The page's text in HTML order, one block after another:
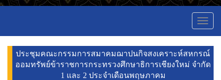
ประชุมคณะกรรมการสมาคมฌาปนกิจสงเคราะห์สหกรณ์
ออมทรัพย์ข้าราชการกระทรวงศึกษาธิการเชียงใหม่ จำกัด
1 และ 2 ประจำเดือนพฤษภาคม